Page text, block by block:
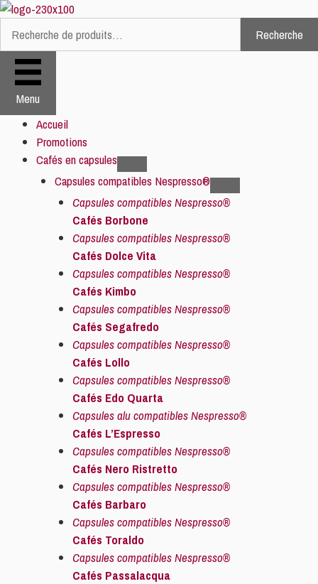
Aller
contenu
Recherche
pour :
Recherche
Menu
Accueil
Promotions
Cafés en capsules
Capsules compatibles Nespresso®
Capsules compatibles Nespresso®
Cafés Borbone
Capsules compatibles Nespresso®
Cafés Dolce Vita
Capsules compatibles Nespresso®
Cafés Kimbo
Capsules compatibles Nespresso®
Cafés Segafredo
Capsules compatibles Nespresso®
Cafés Lollo
Capsules compatibles Nespresso®
Cafés Edo Quarta
Capsules alu compatibles Nespresso®
Cafés L’Espresso
Capsules compatibles Nespresso®
Cafés Nero Ristretto
Capsules compatibles Nespresso®
Cafés Barbaro
Capsules compatibles Nespresso®
Cafés Toraldo
Capsules compatibles Nespresso®
Cafés Passalacqua